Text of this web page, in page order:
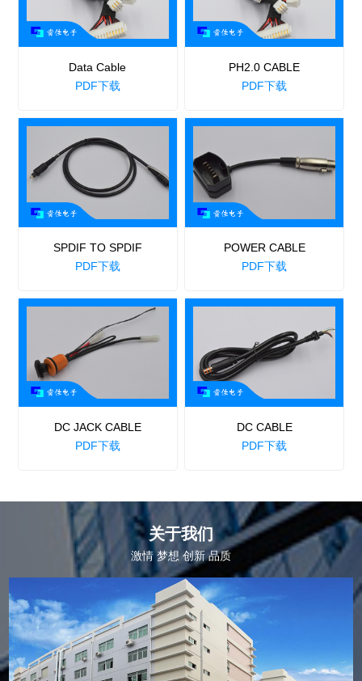
Data Cable
PDF下载
PH2.0 CABLE
PDF下载
SPDIF TO SPDIF
PDF下载
POWER CABLE
PDF下载
DC JACK CABLE
PDF下载
DC CABLE
PDF下载
关于我们
激情 梦想 创新 品质